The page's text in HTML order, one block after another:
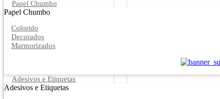
Papel Chumbo
Papel Chumbo
Colorido
Decorados
Marmorizados
Adesivos e Etiquetas
Adesivos e Etiquetas